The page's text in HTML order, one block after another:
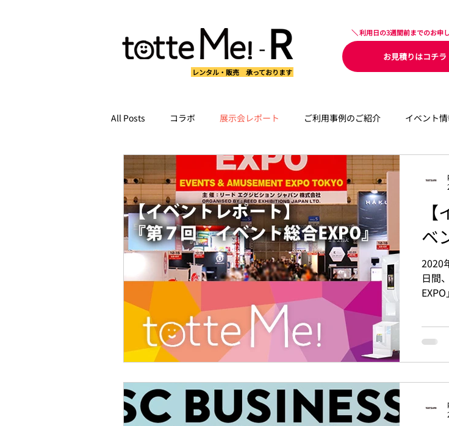
レンタル・販売 承っております
＼ 利用日の3週間前までのお申
お見積りはコチラ
All Posts コラボ 展示会レポート ご利用事例のご紹介 イベント
活用ノウハウ
ベ
2020
日間